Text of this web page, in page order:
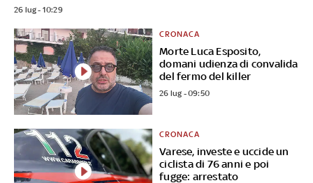
26 lug - 10:29
Morte Luca Esposito,
domani udienza di convalida
del fermo del killer
CRONACA
26 lug - 09:50
Varese, investe e uccide un
ciclista di 76 anni e poi
fugge: arrestato
CRONACA